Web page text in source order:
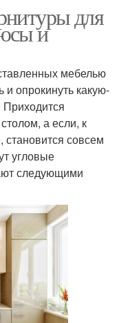
для
и
мебелью
и опрокинуть какую-
а если, к
становится совсем
угловые
следующими